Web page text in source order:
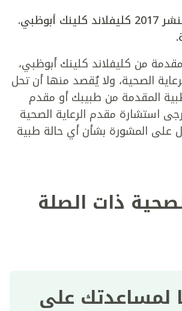
حقوق الطبع والنشر 2017 كليفلاند كلينك أبوظبي.
من كليفلاند كلينك أبوظبي،
الصحية، ولا يُقصد منها أن تحل
المقدمة من طبيبك أو مقدم
استشارة مقدم الرعاية الصحية
على المشورة بشأن أي حالة طبية
ذات الصلة
لمساعدتك على